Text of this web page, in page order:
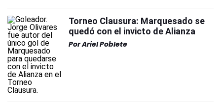
Torneo Clausura: Marquesado se
quedó con el invicto de Alianza
PorAriel Poblete